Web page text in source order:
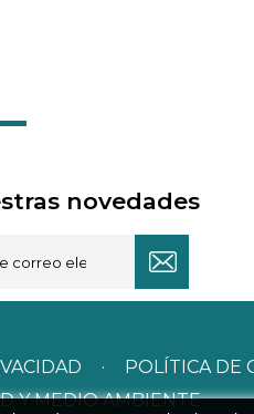
novedades
·
POLÍTICA DE
Y MEDIO AMBIENTE